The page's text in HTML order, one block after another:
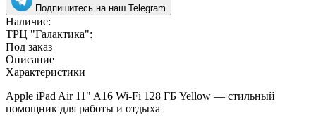
Подпишитесь на наш Telegram
Наличие:
ТРЦ "Галактика":
Под заказ
Описание
Характеристики
Apple iPad Air 11" A16 Wi-Fi 128 ГБ Yellow — стильный
помощник для работы и отдыха